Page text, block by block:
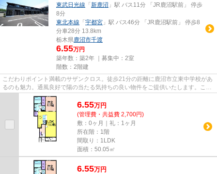
東武日光線 「 新鹿沼 」駅 バス11分 「JR鹿沼駅前」 停歩
8分
東北本線 「 宇都宮 」駅 バス46分 「JR鹿沼駅前」 停歩8
分車28分 13.8km
栃木県鹿沼市千渡
6.55万円
築年数：築2年 ｜募集中： 2室
階数：2階建
こだわりポイント満載のサザンクロス。徒歩21分の距離に鹿沼市立東中学校があ
るのも魅力。通風良好で陽の当たる気持ちの良い物件をご提供いたします。こち
らの物件はアパートです。か...
6.55万円
(管理費・共益費 2,700円)
敷：0ヶ月｜礼：1ヶ月
所在階：1階
間取り：1LDK
面積：50.05㎡
6.55万円